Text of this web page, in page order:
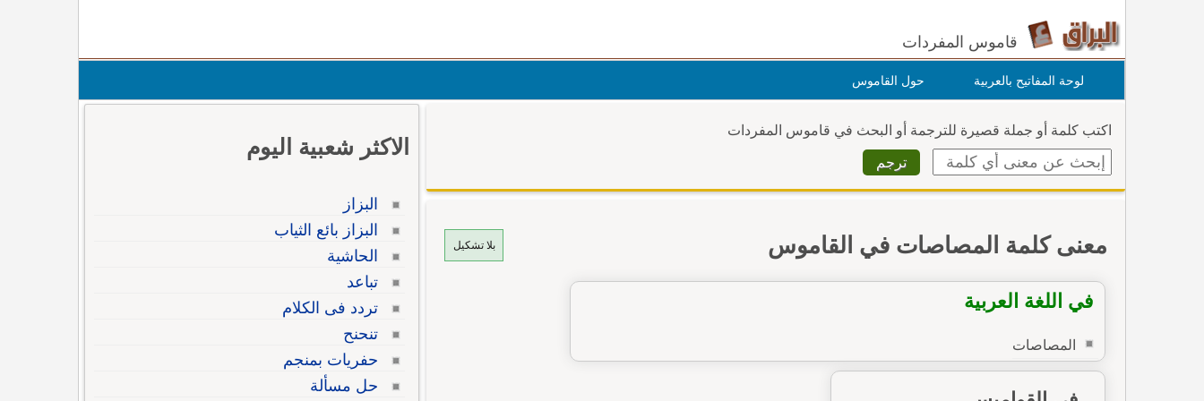
قاموس المفردات
لوحة المفاتيح بالعربية حول القاموس
اكتب كلمة أو جملة قصيرة للترجمة أو البحث في قاموس المفردات
بلا تشكيل معنى كلمة المصاصات في القاموس
في اللغة العربية
المصاصات
الاكثر شعبية اليوم
البزاز
البزاز بائع الثياب
الحاشية
تباعد
تردد فى الكلام
تنحنح
حفريات بمنجم
حل مسألة